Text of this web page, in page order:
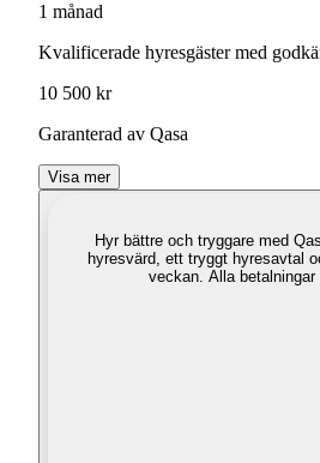
1 månad
Kvalificerade hyresgäster med
10 500 kr
Garanterad av Qasa
Visa mer
Hyr bättre och tryggare med
hyresvärd, ett tryggt hyresavtal
veckan. Alla